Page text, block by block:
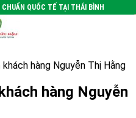
QUỐC TẾ TẠI THÁI BÌNH
hàng Nguyễn Thị Hằng
hàng Nguyễn